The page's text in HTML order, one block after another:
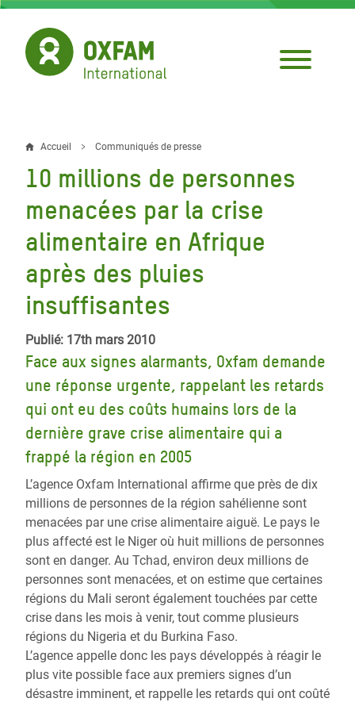
Aller
contenu
principal
Fil
d'Ariane
Accueil Communiqués de presse
10 millions de personnes
menacées par la crise
alimentaire en Afrique
après des pluies
insuffisantes
Publié: 17th mars 2010
Face aux signes alarmants, Oxfam demande
une réponse urgente, rappelant les retards
qui ont eu des coûts humains lors de la
dernière grave crise alimentaire qui a
frappé la région en 2005
L’agence Oxfam International affirme que près de dix
millions de personnes de la région sahélienne sont
menacées par une crise alimentaire aiguë. Le pays le
plus affecté est le Niger où huit millions de personnes
sont en danger. Au Tchad, environ deux millions de
personnes sont menacées, et on estime que certaines
régions du Mali seront également touchées par cette
crise dans les mois à venir, tout comme plusieurs
régions du Nigeria et du Burkina Faso.
L’agence appelle donc les pays développés à réagir le
plus vite possible face aux premiers signes d’un
désastre imminent, et rappelle les retards qui ont coûté